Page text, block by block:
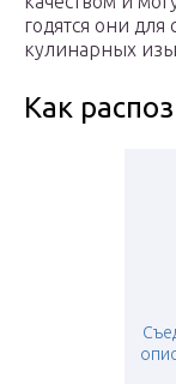
годятся они
кулинарных
Как